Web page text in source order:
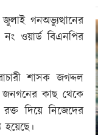
গনঅভ্যুত্থানের
ওয়ার্ড বিএনপির
শাসক জগদ্দল
কাছ থেকে
দিয়ে নিজেদের